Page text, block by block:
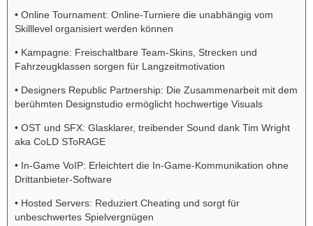
• Online Tournament: Online-Turniere die unabhängig vom
Skilllevel organisiert werden können
• Kampagne: Freischaltbare Team-Skins, Strecken und
Fahrzeugklassen sorgen für Langzeitmotivation
• Designers Republic Partnership: Die Zusammenarbeit mit dem
berühmten Designstudio ermöglicht hochwertige Visuals
• OST und SFX: Glasklarer, treibender Sound dank Tim Wright
aka CoLD SToRAGE
• In-Game VoIP: Erleichtert die In-Game-Kommunikation ohne
Drittanbieter-Software
• Hosted Servers: Reduziert Cheating und sorgt für
unbeschwertes Spielvergnügen